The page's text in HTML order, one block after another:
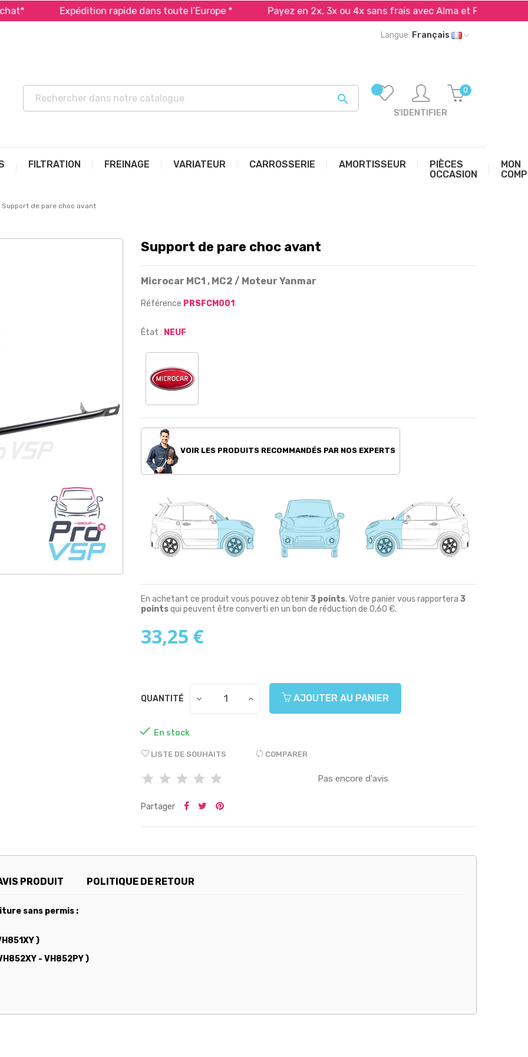
Expédition rapide dans toute l’Europe * Payez en 2x, 3x ou 4x sans frais avec Alma et PayPal*
Langue: Français

S'IDENTIFIER
0
FILTRATION FREINAGE VARIATEUR CARROSSERIE AMORTISSEUR
PIÈCES
OCCASION
MON
Support de pare choc avant
Support de pare choc avant
Microcar MC1 , MC2 / Moteur Yanmar
Référence PRSFCM001
État : NEUF
VOIR LES PRODUITS RECOMMANDÉS PAR NOS EXPERTS
En achetant ce produit vous pouvez obtenir3 points. Votre panier vous rapportera 3
pointsqui peuvent être converti en un bon de réduction de 0,60 €.
33,25 €
QUANTITÉ AJOUTER AU PANIER
 En stock
LISTE DE SOUHAITS COMPARER
Pas encore d'avis
Partager
PRODUIT POLITIQUE DE RETOUR
sans permis :
)
- VH852PY )